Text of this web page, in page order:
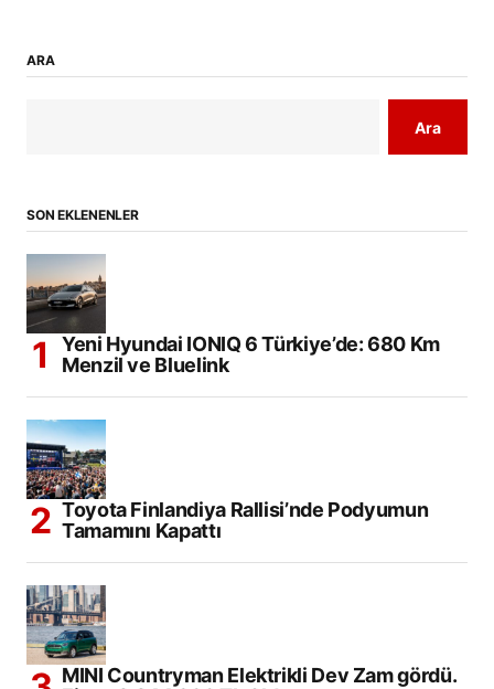
ARA
Ara
SON EKLENENLER
Yeni Hyundai IONIQ 6 Türkiye’de: 680 Km
Menzil ve Bluelink
Toyota Finlandiya Rallisi’nde Podyumun
Tamamını Kapattı
MINI Countryman Elektrikli Dev Zam gördü.